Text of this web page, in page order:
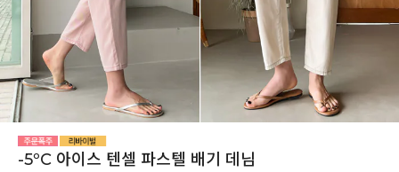
-5ºC 아이스 텐셀 파스텔 배기 데님